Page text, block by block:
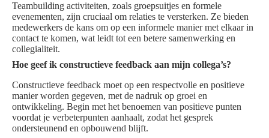
Teambuilding activiteiten, zoals groepsuitjes en formele
evenementen, zijn cruciaal om relaties te versterken. Ze bieden
medewerkers de kans om op een informele manier met elkaar in
contact te komen, wat leidt tot een betere samenwerking en
collegialiteit.
Hoe geef ik constructieve feedback aan mijn collega’s?
Constructieve feedback moet op een respectvolle en positieve
manier worden gegeven, met de nadruk op groei en
ontwikkeling. Begin met het benoemen van positieve punten
voordat je verbeterpunten aanhaalt, zodat het gesprek
ondersteunend en opbouwend blijft.